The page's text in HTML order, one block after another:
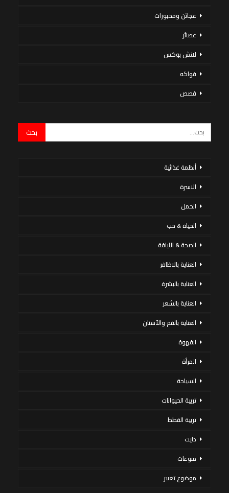
عجائن ومخبوزات
عصائر
لانش بوكس
فواكه
قصص
أنظمة غذائية
الاسرة
الحمل
الحياة & حب
الصحة & اللياقة
العناية بالاظافر
العناية بالبشرة
العناية بالشعر
العناية بالفم والأسنان
القهوة
المرأة
السياحة
تربية الحيوانات
تربية القطط
دايت
منوعات
موضوع تعبير